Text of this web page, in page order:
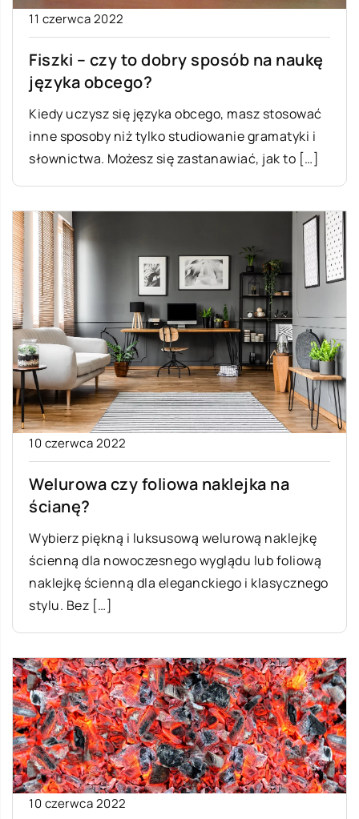
11 czerwca 2022
Fiszki – czy to dobry sposób na naukę
języka obcego?
Kiedy uczysz się języka obcego, masz stosować
inne sposoby niż tylko studiowanie gramatyki i
słownictwa. Możesz się zastanawiać, jak to […]
10 czerwca 2022
Welurowa czy foliowa naklejka na
ścianę?
Wybierz piękną i luksusową welurową naklejkę
ścienną dla nowoczesnego wyglądu lub foliową
naklejkę ścienną dla eleganckiego i klasycznego
stylu. Bez […]
10 czerwca 2022